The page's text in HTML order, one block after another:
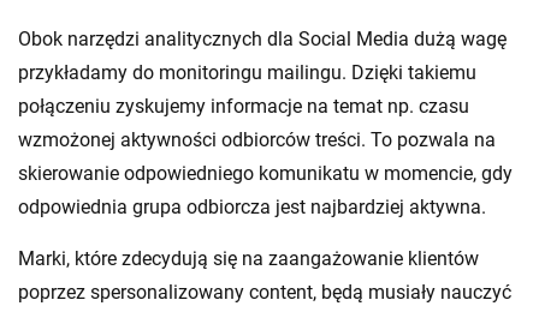
Obok narzędzi analitycznych dla Social Media dużą wagę
przykładamy do monitoringu mailingu. Dzięki takiemu
połączeniu zyskujemy informacje na temat np. czasu
wzmożonej aktywności odbiorców treści. To pozwala na
skierowanie odpowiedniego komunikatu w momencie, gdy
odpowiednia grupa odbiorcza jest najbardziej aktywna.
Marki, które zdecydują się na zaangażowanie klientów
poprzez spersonalizowany content, będą musiały nauczyć